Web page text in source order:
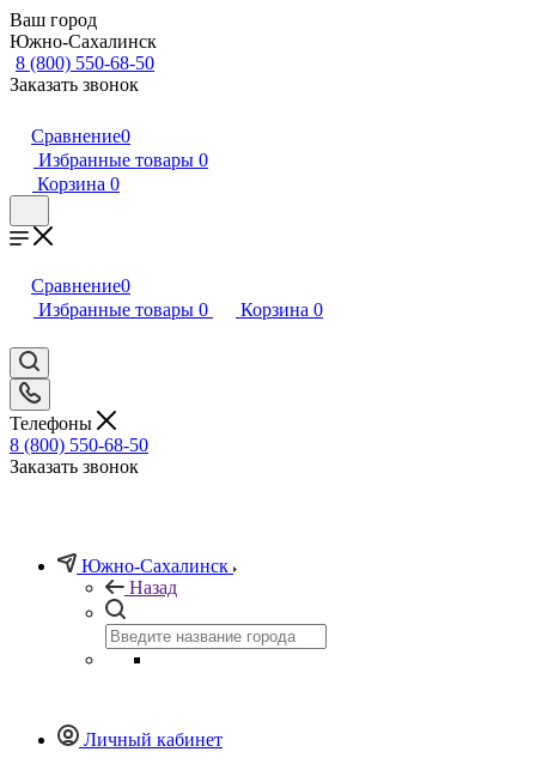
Ваш город
Южно-Сахалинск
8 (800) 550-68-50
Заказать звонок
Сравнение0
Избранные товары 0
Корзина 0
Сравнение0
Избранные товары 0 Корзина 0
Телефоны
8 (800) 550-68-50
Заказать звонок
Южно-Сахалинск
Назад
Личный кабинет